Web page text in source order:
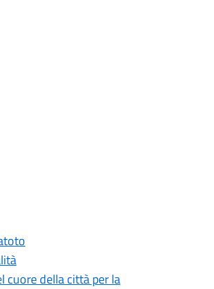
cuore della città per la